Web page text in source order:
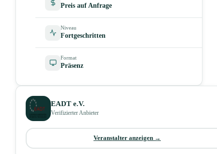
Preis auf Anfrage
Niveau
Fortgeschritten
Format
Präsenz
EADT e.V.
Verifizierter Anbieter
Veranstalter anzeigen →